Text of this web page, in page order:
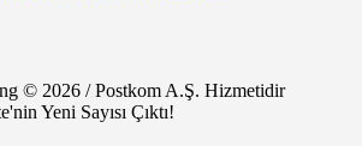
© 2026 / Postkom A.Ş. Hizmetidir
Yeni Sayısı Çıktı!